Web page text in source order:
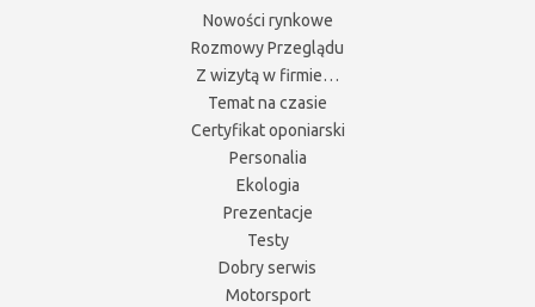
Nowości rynkowe
Rozmowy Przeglądu
Z wizytą w firmie…
Temat na czasie
Certyfikat oponiarski
Personalia
Ekologia
Prezentacje
Testy
Dobry serwis
Motorsport